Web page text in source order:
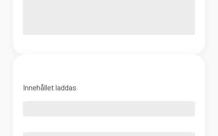
Innehållet laddas